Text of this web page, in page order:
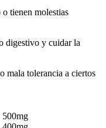
tienen molestias
digestivo y cuidar la
mala tolerancia a ciertos
500mg